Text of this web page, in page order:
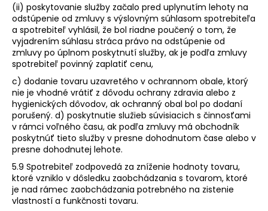
(ii) poskytovanie služby začalo pred uplynutím lehoty na
odstúpenie od zmluvy s výslovným súhlasom spotrebiteľa
a spotrebiteľ vyhlásil, že bol riadne poučený o tom, že
vyjadrením súhlasu stráca právo na odstúpenie od
zmluvy po úplnom poskytnutí služby, ak je podľa zmluvy
spotrebiteľ povinný zaplatiť cenu,
c) dodanie tovaru uzavretého v ochrannom obale, ktorý
nie je vhodné vrátiť z dôvodu ochrany zdravia alebo z
hygienických dôvodov, ak ochranný obal bol po dodaní
porušený. d) poskytnutie služieb súvisiacich s činnosťami
v rámci voľného času, ak podľa zmluvy má obchodník
poskytnúť tieto služby v presne dohodnutom čase alebo v
presne dohodnutej lehote.
5.9 Spotrebiteľ zodpovedá za zníženie hodnoty tovaru,
ktoré vzniklo v dôsledku zaobchádzania s tovarom, ktoré
je nad rámec zaobchádzania potrebného na zistenie
vlastností a funkčnosti tovaru.